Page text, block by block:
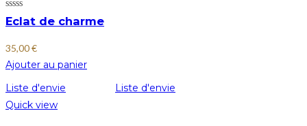
Eclat de charme
35,00€
Ajouter au panier
Liste d'envie
Liste d'envie
Quick view